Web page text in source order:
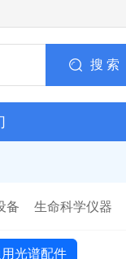
搜 索
备 生命科学仪器
光谱配件